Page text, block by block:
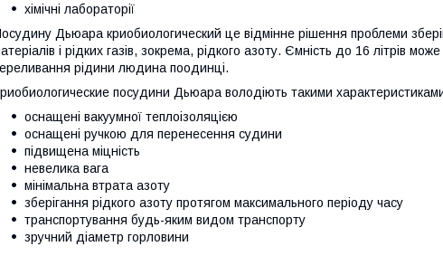
хімічні лабораторії
Дьюара криобиологический це відмінне рішення проблеми
і рідких газів, зокрема, рідкого азоту. Ємність до 16 літрів
рідини людина поодинці.
посудини Дьюара володіють такими
оснащені вакуумної теплоізоляцією
оснащені ручкою для перенесення судини
підвищена міцність
невелика вага
мінімальна втрата азоту
зберігання рідкого азоту протягом максимального періоду часу
транспортування будь-яким видом транспорту
зручний діаметр горловини